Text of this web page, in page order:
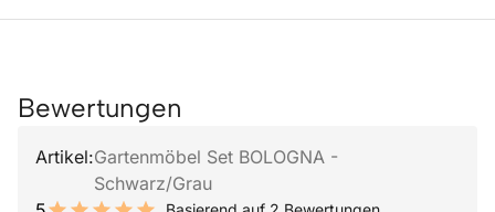
Bewertungen
Artikel:Gartenmöbel Set BOLOGNA -
Schwarz/Grau